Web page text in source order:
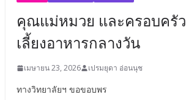
คุณแม่หมวย และครอบครัว
เลี้ยงอาหารกลางวัน
เมษายน 23, 2026 เปรมยุดา อ่อนนุช
ทางวิทยาลัยฯ ขอขอบพร